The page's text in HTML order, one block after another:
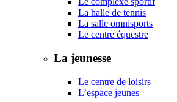
La halle de tennis
La salle omnisports
Le centre équestre
La jeunesse
Le centre de loisirs
L’espace jeunes